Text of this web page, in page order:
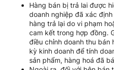
Hàng bán bị trả lai được
doanh nghiệp đã xác
hàng trả lại do vi phạm
cam kết trong hợp đồng.
điều chỉnh doanh thu
kỳ kinh doanh để tính
sản phẩm, hàng hoá đã